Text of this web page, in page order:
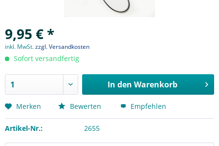
9,95 € *
inkl. MwSt.zzgl. Versandkosten
Sofort versandfertig
In den Warenkorb
Merken Bewerten Empfehlen
Artikel-Nr.: 2655